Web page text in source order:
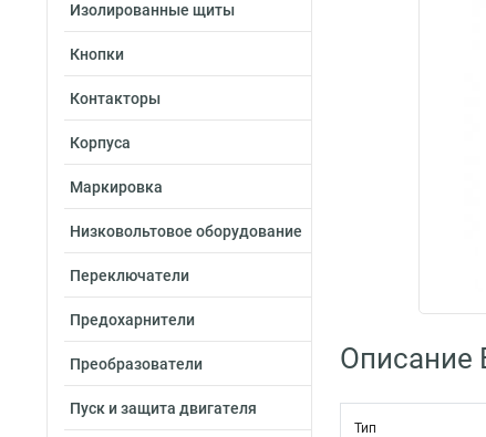
Изолированные щиты
Кнопки
Контакторы
Корпуса
Маркировка
Низковольтовое оборудование
Переключатели
Предохарнители
Преобразователи
Пуск и защита двигателя
Описание
Тип